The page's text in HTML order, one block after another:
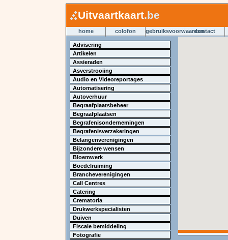
Uitvaartkaart.be
home colofon gebruiksvoorwaardencontact
Advisering
Artikelen
Assieraden
Asverstrooiing
Audio en Videoreportages
Automatisering
Autoverhuur
Begraafplaatsbeheer
Begraafplaatsen
Begrafenisondernemingen
Begrafenisverzekeringen
Belangenverenigingen
Bijzondere wensen
Bloemwerk
Boedelruiming
Brancheverenigingen
Call Centres
Catering
Crematoria
Drukwerkspecialisten
Duiven
Fiscale bemiddeling
Fotografie